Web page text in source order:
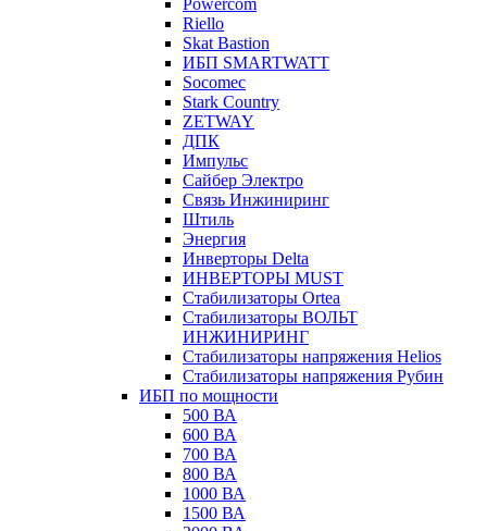
Powercom
Riello
Skat Bastion
ИБП SMARTWATT
Socomec
Stark Country
ZETWAY
ДПК
Импульс
Сайбер Электро
Связь Инжиниринг
Штиль
Энергия
Инверторы Delta
ИНВЕРТОРЫ MUST
Стабилизаторы Ortea
Стабилизаторы ВОЛЬТ
ИНЖИНИРИНГ
Стабилизаторы напряжения Helios
Стабилизаторы напряжения Рубин
ИБП по мощности
500 ВА
600 ВА
700 ВА
800 ВА
1000 ВА
1500 ВА